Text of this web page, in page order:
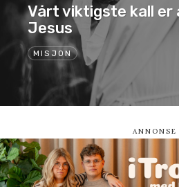
MISJON
Vårt viktigste kall er
Jesus